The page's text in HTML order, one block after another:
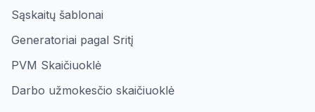
Sąskaitų šablonai
Generatoriai pagal Sritį
PVM Skaičiuoklė
Darbo užmokesčio skaičiuoklė